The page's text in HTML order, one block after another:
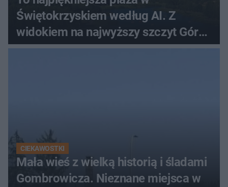
Świętokrzyskiem według AI. Z
widokiem na najwyższy szczyt Gór
Świętokrzyskich
CIEKAWOSTKI
Mała wieś z wielką historią i śladami
Gombrowicza. Nieznane miejsca w